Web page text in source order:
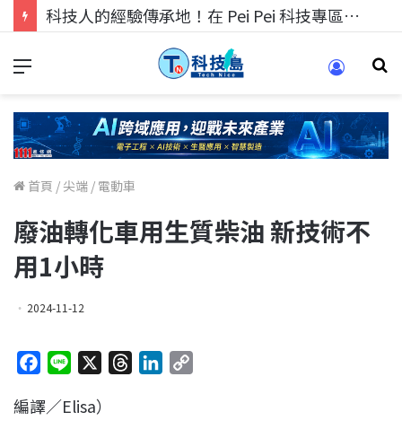
科技人的經驗傳承地！在 Pei Pei 科技專區，與學弟妹交流最硬核的技術
首頁 /尖端 / 電動車
廢油轉化車用生質柴油 新技術不
用1小時
2024-11-12
c
n
編譯／Elisa）